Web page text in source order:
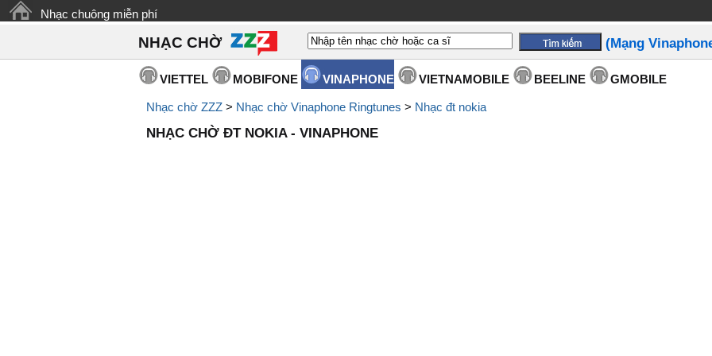
Nhạc chuông miễn phí
NHẠC CHỜ (Mạng
VIETTEL MOBIFONE VINAPHONE VIETNAMOBILE BEELINE GMOBILE
Nhạc chờ ZZZ > Nhạc chờ Vinaphone Ringtunes > Nhạc đt nokia
NHẠC CHỜ ĐT NOKIA - VINAPHONE